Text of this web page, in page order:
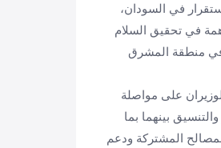
في السودان،
في تحقيق السلام
في منطقة المشرق
على مواصلة
بينهما بما
المشتركة ودعم